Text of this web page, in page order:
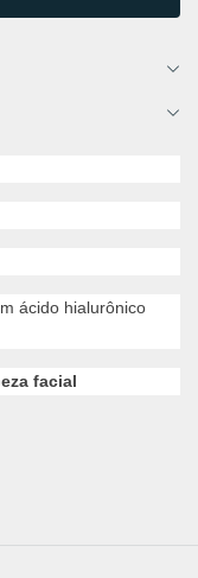
ácido hialurônico
facial